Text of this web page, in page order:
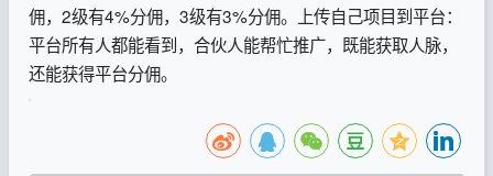
佣，2级有4%分佣，3级有3%分佣。上传自己项目到平台：
平台所有人都能看到，合伙人能帮忙推广，既能获取人脉，
还能获得平台分佣。